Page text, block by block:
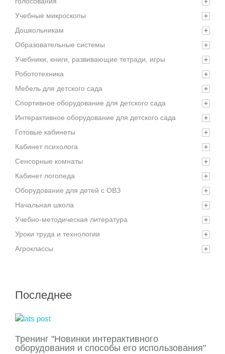
Учебные микроскопы
+
Дошкольникам
+
Образовательные системы
+
Учебники, книги, развивающие тетради, игры
+
Робототехника
+
Мебель для детского сада
+
Спортивное оборудование для детского сада
+
Интерактивное оборудование для детского сада
+
Готовые кабинеты
+
Кабинет психолога
+
Сенсорные комнаты
+
Кабинет логопеда
+
Оборудование для детей с ОВЗ
+
Начальная школа
+
Учебно-методическая литература
+
Уроки труда и технологии
+
Агроклассы
+
Последнее
Тренинг "Новинки интерактивного
оборудования и способы его использования"